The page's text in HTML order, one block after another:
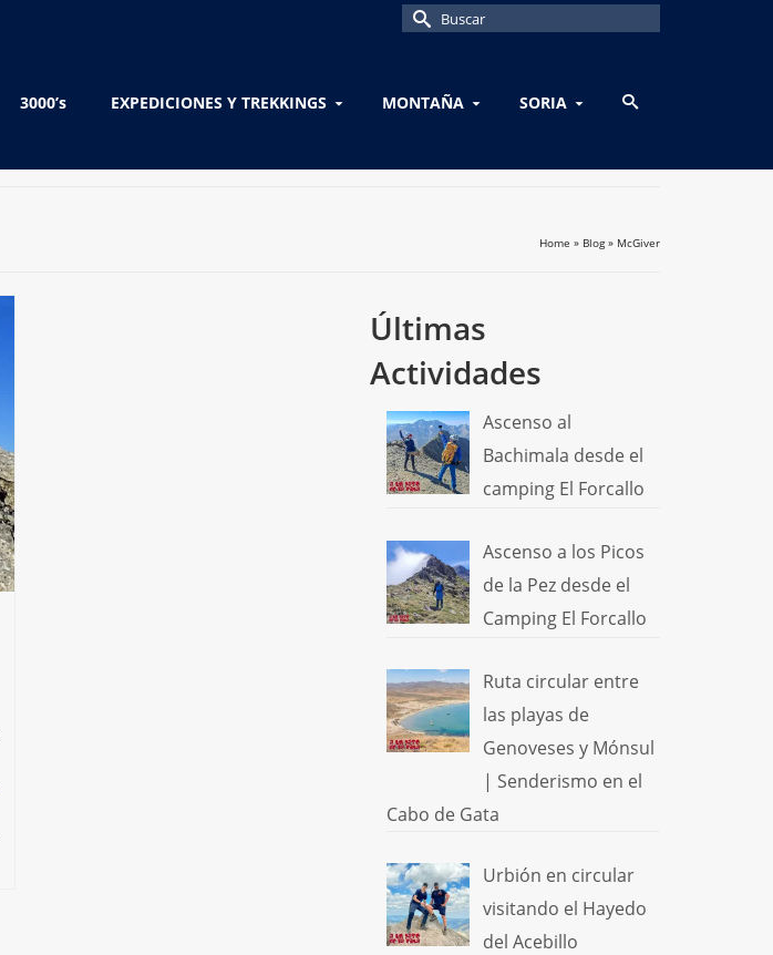
Buscar
3000’s EXPEDICIONES Y TREKKINGS MONTAÑA SORIA
Home » Blog » McGiver
Últimas
Actividades
Ascenso al
Bachimala desde el
camping El Forcallo
Ascenso a los Picos
de la Pez desde el
Camping El Forcallo
Ruta circular entre
las playas de
Genoveses y Mónsul
| Senderismo en el
Cabo de Gata
Urbión en circular
visitando el Hayedo
del Acebillo